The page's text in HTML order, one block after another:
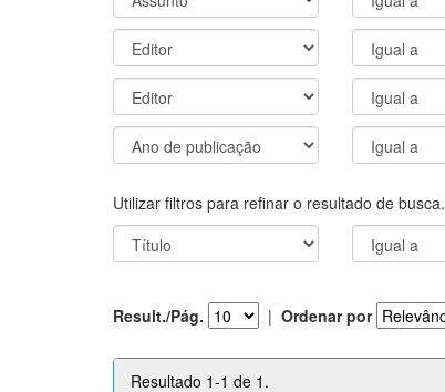
Utilizar filtros para refinar o resultado de busca.
Result./Pág. | Ordenar por
Resultado 1-1 de 1.